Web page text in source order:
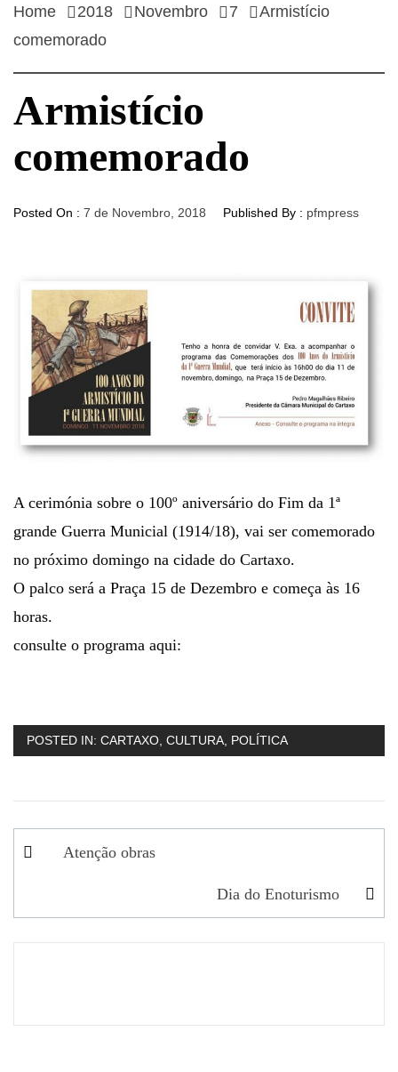
Home 2018 Novembro 7
Armistício
comemorado
Armistício
comemorado
Posted On : 7 de Novembro, 2018 Published By : pfmpress
A cerimónia sobre o 100º aniversário do Fim da 1ª
grande Guerra Municial (1914/18), vai ser comemorado
no próximo domingo na cidade do Cartaxo.
O palco será a Praça 15 de Dezembro e começa às 16
horas.
consulte o programa aqui:
POSTED IN: CARTAXO CULTURA POLÍTICA
Navegação
Atenção obras
Dia do Enoturismo